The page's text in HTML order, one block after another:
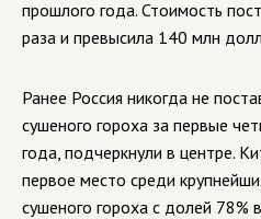
прошлого года. Стоимость
раза и превысила 140 млн
Ранее Россия никогда не
сушеного гороха за первые
года, подчеркнули в центре.
первое место среди
сушеного гороха с долей 78%